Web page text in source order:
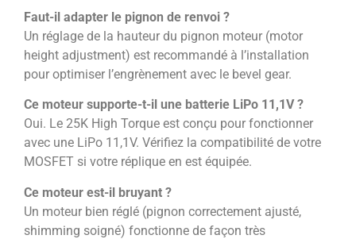
Faut-il adapter le pignon de renvoi ?
Un réglage de la hauteur du pignon moteur (motor
height adjustment) est recommandé à l’installation
pour optimiser l’engrènement avec le bevel gear.
Ce moteur supporte-t-il une batterie LiPo 11,1V ?
Oui. Le 25K High Torque est conçu pour fonctionner
avec une LiPo 11,1V. Vérifiez la compatibilité de votre
MOSFET si votre réplique en est équipée.
Ce moteur est-il bruyant ?
Un moteur bien réglé (pignon correctement ajusté,
shimming soigné) fonctionne de façon très